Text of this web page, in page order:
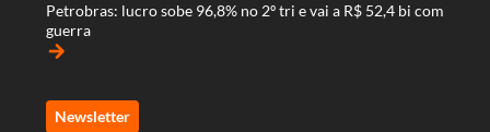
Petrobras: lucro sobe 96,8% no 2º tri e vai a R$ 52,4 bi com
guerra
arrow_forward
Newsletter